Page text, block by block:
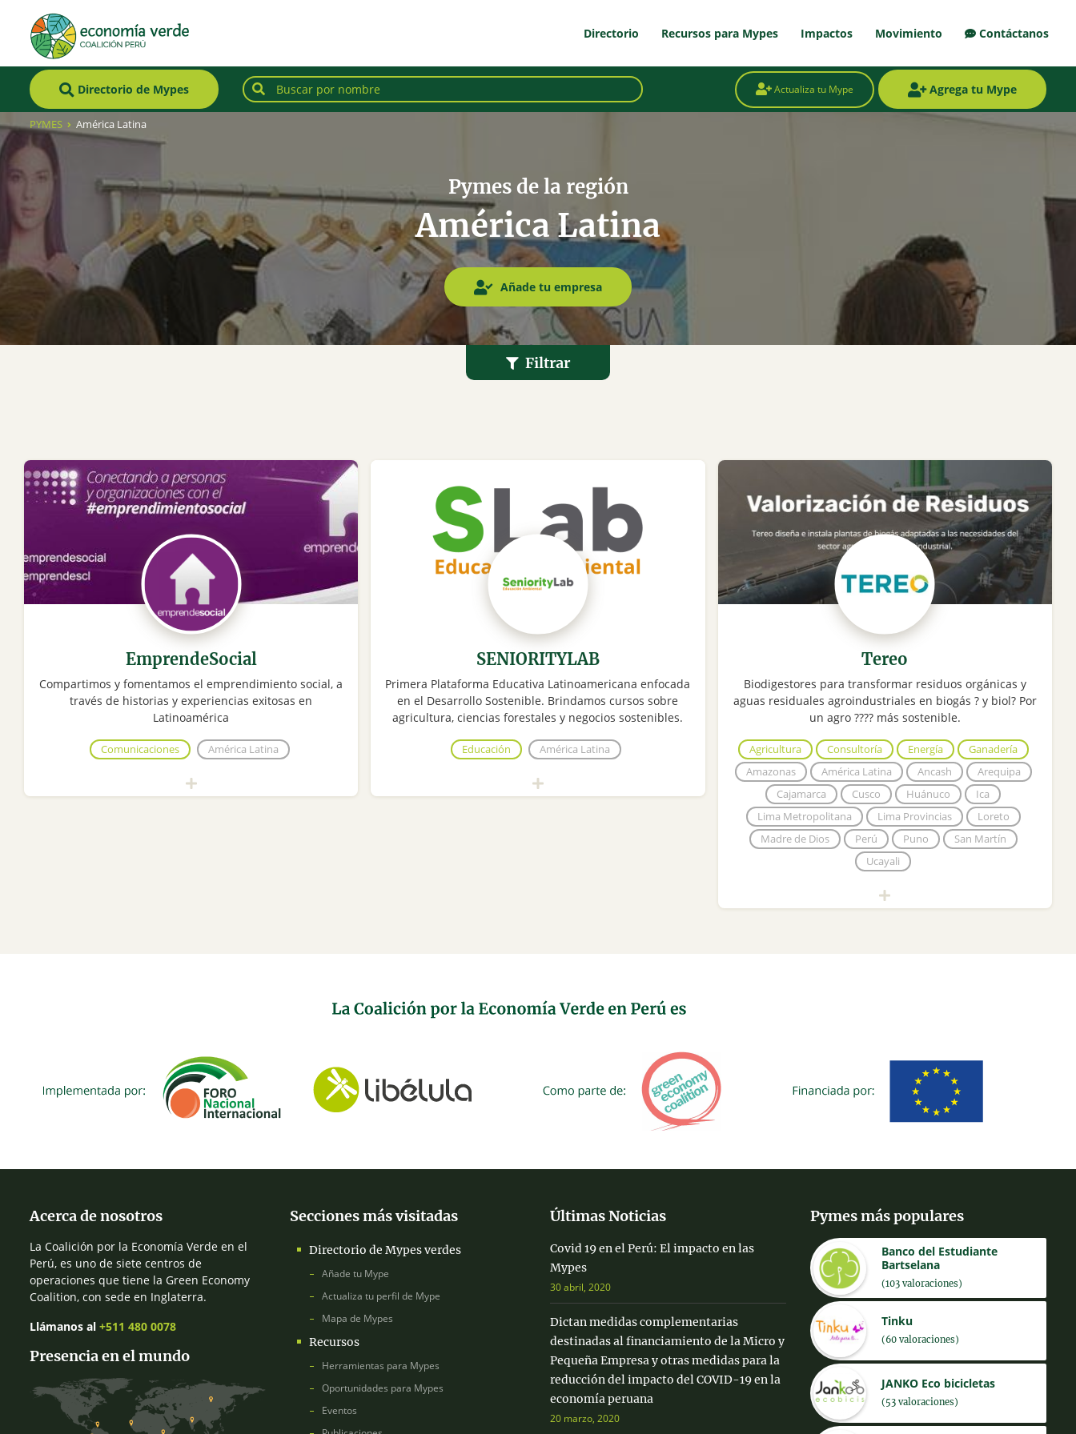
Directorio Recursos para Mypes Impactos Movimiento Contáctanos
Directorio de Mypes Actualiza tu Mype Agrega tu Mype
PYMES América Latina
Pymes de la región
América Latina
Añade tu empresa
Filtrar
EmprendeSocial
Compartimos y fomentamos el emprendimiento social, a
través de historias y experiencias exitosas en
Latinoamérica
Comunicaciones América Latina
SENIORITYLAB
Primera Plataforma Educativa Latinoamericana enfocada
en el Desarrollo Sostenible. Brindamos cursos sobre
agricultura, ciencias forestales y negocios sostenibles.
Educación América Latina
Tereo
Biodigestores para transformar residuos orgánicas y
aguas residuales agroindustriales en biogás ? y biol? Por
un agro ???? más sostenible.
Agricultura Consultoría Energía
Ganadería
Amazonas
América Latina Ancash
Arequipa
Cajamarca
Cusco Huánuco
Ica
Lima Metropolitana
Lima Provincias
Loreto
Madre de Dios
Perú Puno
San Martín
Ucayali
Acerca de nosotros
La Coalición por la Economía Verde en el
Perú, es uno de siete centros de
operaciones que tiene la Green Economy
Coalition, con sede en Inglaterra.
Llámanos al +511 480 0078
Presencia en el mundo
Secciones más visitadas
Directorio de Mypes verdes
Añade tu Mype
Actualiza tu perfil de Mype
Mapa de Mypes
Recursos
Herramientas para Mypes
Oportunidades para Mypes
Eventos
Últimas Noticias
Covid 19 en el Perú: El impacto en las
Mypes
30 abril, 2020
Dictan medidas complementarias
destinadas al financiamiento de la Micro y
Pequeña Empresa y otras medidas para la
reducción del impacto del COVID-19 en la
economía peruana
20 marzo, 2020
Pymes más populares
Banco del Estudiante
Bartselana
(103 valoraciones)
Tinku
(60 valoraciones)
JANKO Eco bicicletas
(53 valoraciones)